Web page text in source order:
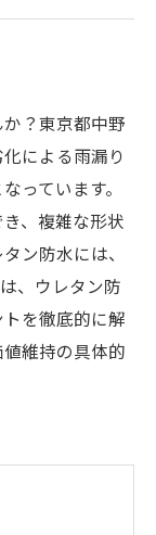
？東京都中野
による雨漏り
っています。
、複雑な形状
ン防水には、
、ウレタン防
を徹底的に解
維持の具体的